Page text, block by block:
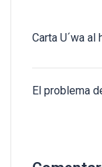
Carta U´wa
El problema